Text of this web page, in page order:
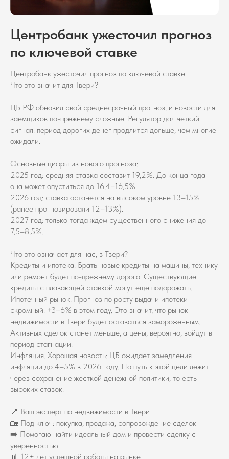
Центробанк ужесточил прогноз
по ключевой ставке
Центробанк ужесточил прогноз по ключевой ставке
Что это значит для Твери?
ЦБ РФ обновил свой среднесрочный прогноз, и новости для
заемщиков по-прежнему сложные. Регулятор дал четкий
сигнал: период дорогих денег продлится дольше, чем многие
ожидали.
Основные цифры из нового прогноза:
2025 год: средняя ставка составит 19,2%. До конца года
она может опуститься до 16,4–16,5%.
2026 год: ставка останется на высоком уровне 13–15%
(ранее прогнозировали 12–13%).
2027 год: только тогда ждем существенного снижения до
7,5–8,5%.
Что это означает для нас, в Твери?
Кредиты и ипотека. Брать новые кредиты на машины, технику
или ремонт будет по-прежнему дорого. Существующие
кредиты с плавающей ставкой могут еще подорожать.
Ипотечный рынок. Прогноз по росту выдачи ипотеки
скромный: +3–6% в этом году. Это значит, что рынок
недвижимости в Твери будет оставаться замороженным.
Активных сделок станет меньше, а цены, вероятно, войдут в
период стагнации.
Инфляция. Хорошая новость: ЦБ ожидает замедления
инфляции до 4–5% в 2026 году. Но путь к этой цели лежит
через сохранение жесткой денежной политики, то есть
высоких ставок.
📍 Ваш эксперт по недвижимости в Твери
🏡 Под ключ: покупка, продажа, сопровождение сделок
➡️ Помогаю найти идеальный дом и провести сделку с
уверенностью
📊 12+ лет успешной работы на рынке